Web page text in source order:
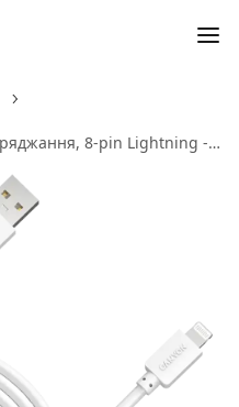
Кабель для синхронiзацiї та заряджання, 8-pin Lightning - USB 2.0 CFI-1 Білий